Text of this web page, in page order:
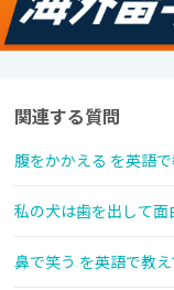
関連する質問
腹をかかえる を英語
私の犬は歯を出して
鼻で笑う を英語で教え